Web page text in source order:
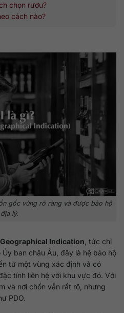
chọn rượu?
cách nào?
gốc vùng rõ ràng và được bảo hộ
địa lý.
Indication , tức chỉ
ban châu Âu, đây là hệ bảo hộ
từ một vùng xác định và có
tính liên hệ với khu vực đó. Với
và nơi chốn vẫn rất rõ, nhưng
PDO.